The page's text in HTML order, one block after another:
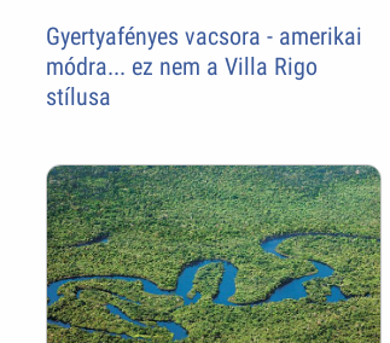
Gyertyafényes vacsora - amerikai
módra... ez nem a Villa Rigo
stílusa